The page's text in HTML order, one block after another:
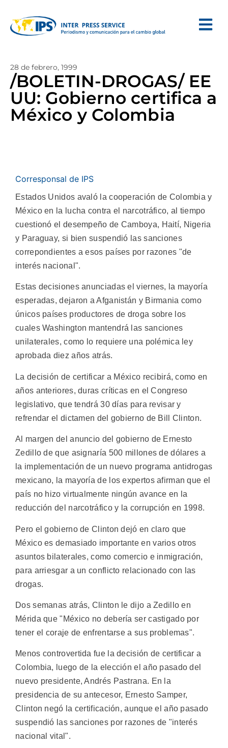
28 de febrero, 1999
/BOLETIN-DROGAS/ EE
UU: Gobierno certifica a
México y Colombia
Corresponsal de IPS
Estados Unidos avaló la cooperación de Colombia y
México en la lucha contra el narcotráfico, al tiempo
cuestionó el desempeño de Camboya, Haití, Nigeria
y Paraguay, si bien suspendió las sanciones
correpondientes a esos países por razones "de
interés nacional".
Estas decisiones anunciadas el viernes, la mayoría
esperadas, dejaron a Afganistán y Birmania como
únicos países productores de droga sobre los
cuales Washington mantendrá las sanciones
unilaterales, como lo requiere una polémica ley
aprobada diez años atrás.
La decisión de certificar a México recibirá, como en
años anteriores, duras críticas en el Congreso
legislativo, que tendrá 30 días para revisar y
refrendar el dictamen del gobierno de Bill Clinton.
Al margen del anuncio del gobierno de Ernesto
Zedillo de que asignaría 500 millones de dólares a
la implementación de un nuevo programa antidrogas
mexicano, la mayoría de los expertos afirman que el
país no hizo virtualmente ningún avance en la
reducción del narcotráfico y la corrupción en 1998.
Pero el gobierno de Clinton dejó en claro que
México es demasiado importante en varios otros
asuntos bilaterales, como comercio e inmigración,
para arriesgar a un conflicto relacionado con las
drogas.
Dos semanas atrás, Clinton le dijo a Zedillo en
Mérida que "México no debería ser castigado por
tener el coraje de enfrentarse a sus problemas".
Menos controvertida fue la decisión de certificar a
Colombia, luego de la elección el año pasado del
nuevo presidente, Andrés Pastrana. En la
presidencia de su antecesor, Ernesto Samper,
Clinton negó la certificación, aunque el año pasado
suspendió las sanciones por razones de "interés
nacional vital".